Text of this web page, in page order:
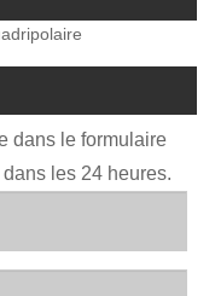
dans le formulaire
les 24 heures.